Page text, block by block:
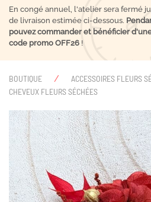
En congé annuel, l'atelier sera fermé
de livraison estimée ci-dessous.
pouvez commander et bénéficier
code promo OFF26 !
BOUTIQUE ACCESSOIRES FLEURS
CHEVEUX FLEURS SÉCHÉES